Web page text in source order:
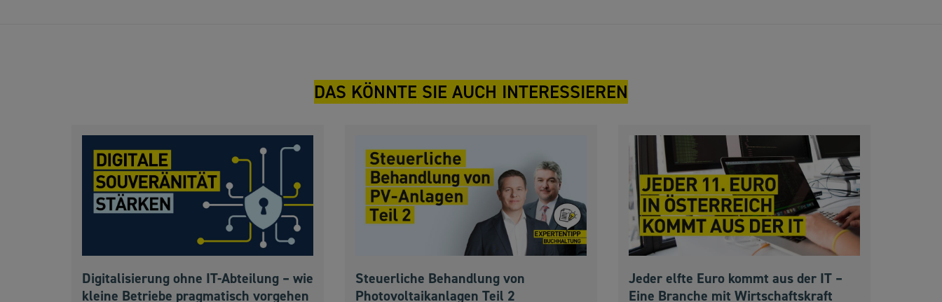
DAS KÖNNTE SIE AUCH INTERESSIEREN
Digitalisierung ohne IT-Abteilung – wie
kleine Betriebe pragmatisch vorgehen
Steuerliche Behandlung von
Photovoltaikanlagen Teil 2
Jeder elfte Euro kommt aus der IT –
Eine Branche mit Wirtschaftskraft